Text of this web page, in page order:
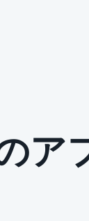
ア